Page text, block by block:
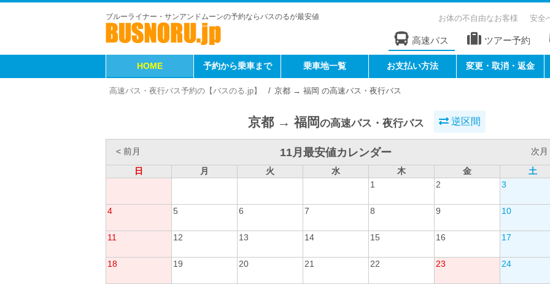
ブルーライナー・サンアンドムーンの予約ならバスのるが最安値 お体の不自由なお客様 安全
高速バス ツアー予約
HOME 予約から乗車まで 乗車地一覧 お支払い方法 変更・取消・返金
高速バス・夜行バス予約の【バスのる.jp】 京都 → 福岡 の高速バス・夜行バス
京都 → 福岡の高速バス・夜行バス 逆区間
< 前月 11月最安値カレンダー
次月
日
月 火 水 木 金
土
1
2 3
4 5 6 7 8 9 10
11 12 13 14 15 16 17
18 19 20 21 22 23 24